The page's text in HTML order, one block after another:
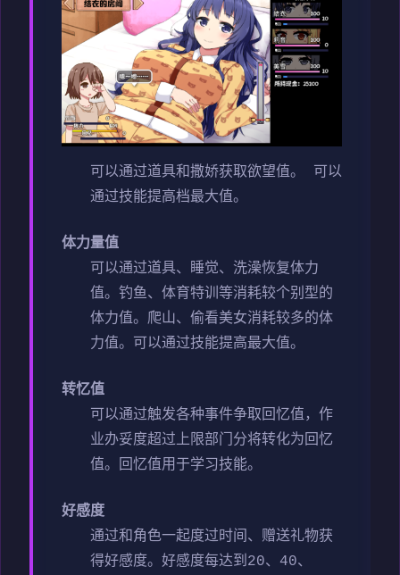
可以通过道具和撒娇获取欲望值。
可以
通过技能提高档最大值。
体力量值
可以通过道具、睡觉、洗澡恢复体力
值。 钓鱼、体育特训等消耗较个别型的
体力值。 爬山、偷看美女消耗较多的体
力值。
可以通过技能提高最大值。
转忆值
可以通过触发各种事件争取回忆值，作
业办妥度超过上限部门分将转化为回忆
值。
回忆值用于学习技能。
好感度
通过和角色一起度过时间、赠送礼物获
得好感度。 好感度每达到20、40、